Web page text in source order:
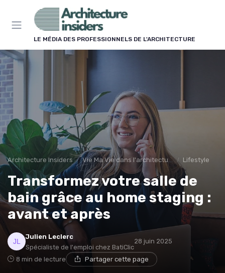
LE MÉDIA DES PROFESSIONNELS DE L'ARCHITECTURE
Architecture Insiders Vie Ma Vie dans l'architecture Lifestyle
Transformez votre salle de
bain grâce au home staging :
avant et après
Julien Leclerc
Spécialiste de l'emploi chez BatiClic
28 juin 2025
8 min de lecture Partager cette page
Panneau de gestion des cookies